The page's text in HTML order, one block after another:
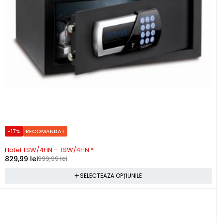
-17% RECOMANDAT
In stoc
Hotel TSW/4HN – TSW/4HN *
999,99lei
829,99 lei
SELECTEAZA OPȚIUNILE